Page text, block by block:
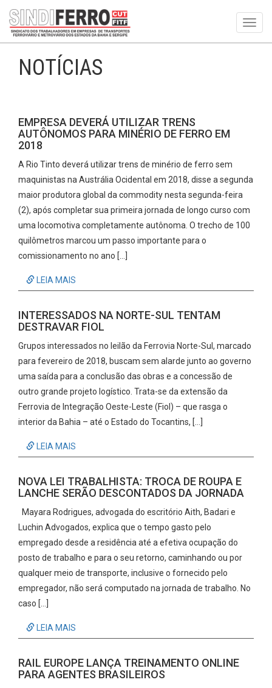
NOTÍCIAS
EMPRESA DEVERÁ UTILIZAR TRENS
AUTÔNOMOS PARA MINÉRIO DE FERRO EM
2018
A Rio Tinto deverá utilizar trens de minério de ferro sem
maquinistas na Austrália Ocidental em 2018, disse a segunda
maior produtora global da commodity nesta segunda-feira
(2), após completar sua primeira jornada de longo curso com
uma locomotiva completamente autônoma. O trecho de 100
quilômetros marcou um passo importante para o
comissionamento no ano […]
LEIA MAIS
INTERESSADOS NA NORTE-SUL TENTAM
DESTRAVAR FIOL
Grupos interessados no leilão da Ferrovia Norte-Sul, marcado
para fevereiro de 2018, buscam sem alarde junto ao governo
uma saída para a conclusão das obras e a concessão de
outro grande projeto logístico. Trata-se da extensão da
Ferrovia de Integração Oeste-Leste (Fiol) – que rasga o
interior da Bahia – até o Estado do Tocantins, […]
LEIA MAIS
NOVA LEI TRABALHISTA: TROCA DE ROUPA E
LANCHE SERÃO DESCONTADOS DA JORNADA
Mayara Rodrigues, advogada do escritório Aith, Badari e
Luchin Advogados, explica que o tempo gasto pelo
empregado desde a residência até a efetiva ocupação do
posto de trabalho e para o seu retorno, caminhando ou por
qualquer meio de transporte, inclusive o fornecido pelo
empregador, não será computado na jornada de trabalho. No
caso […]
LEIA MAIS
RAIL EUROPE LANÇA TREINAMENTO ONLINE
PARA AGENTES BRASILEIROS